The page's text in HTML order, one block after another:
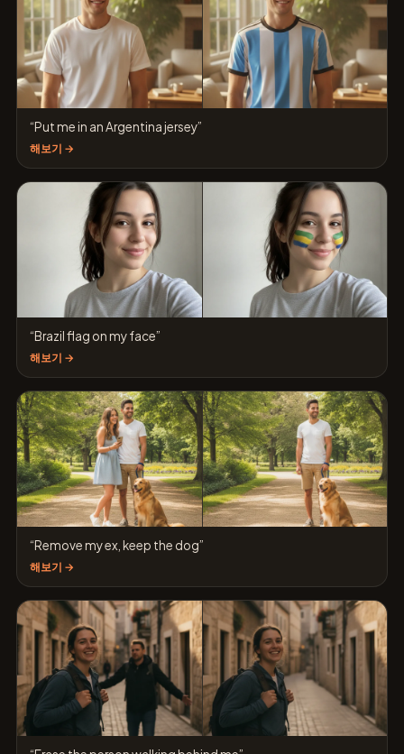
“Put me in an Argentina jersey”
해보기 →
“Brazil flag on my face”
해보기 →
“Remove my ex, keep the dog”
해보기 →